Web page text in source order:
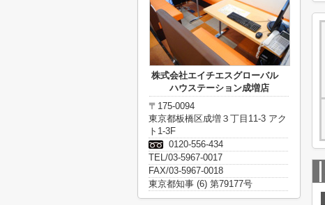
株式会社エイチエスグローバル
ハウステーション成増店
〒175-0094
東京都板橋区成増３丁目11-3 アク
ト1-3F
0120-556-434
TEL/03-5967-0017
FAX/03-5967-0018
東京都知事 (6) 第79177号